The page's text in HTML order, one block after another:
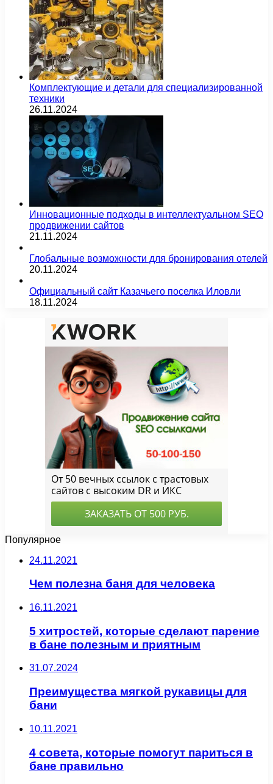
Комплектующие и детали для специализированной
техники
26.11.2024
Инновационные подходы в интеллектуальном SEO
продвижении сайтов
21.11.2024
Глобальные возможности для бронирования отелей
20.11.2024
Официальный сайт Казачьего поселка Иловли
18.11.2024
Популярное
24.11.2021
Чем полезна баня для человека
16.11.2021
5 хитростей, которые сделают парение
в бане полезным и приятным
31.07.2024
Преимущества мягкой рукавицы для
бани
10.11.2021
4 совета, которые помогут париться в
бане правильно